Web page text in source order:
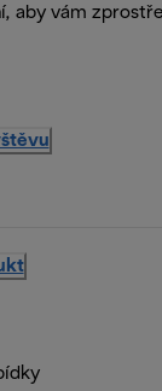
aby vám